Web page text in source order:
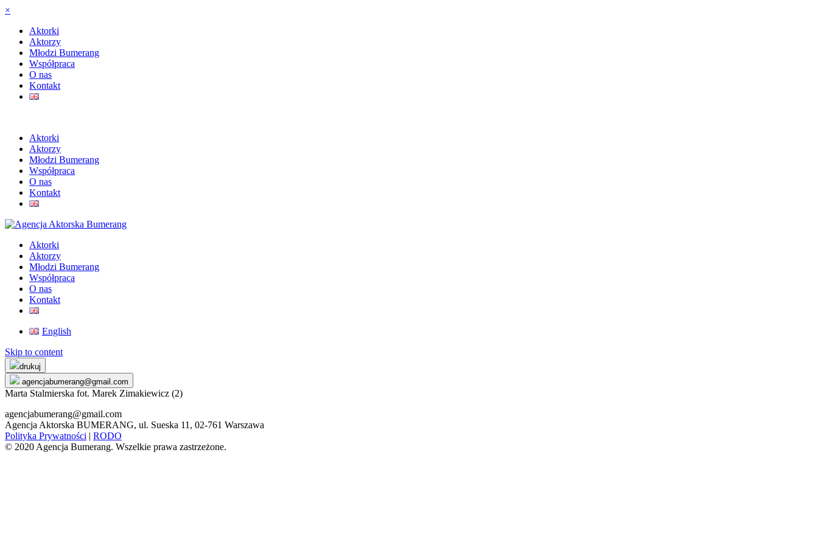
×
Aktorki
Aktorzy
Młodzi Bumerang
Współpraca
O nas
Kontakt
Aktorki
Aktorzy
Młodzi Bumerang
Współpraca
O nas
Kontakt
Aktorki
Aktorzy
Młodzi Bumerang
Współpraca
O nas
Kontakt
English
Skip to content
drukuj
agencjabumerang@gmail.com
Marta Stalmierska fot. Marek Zimakiewicz (2)
agencjabumerang@gmail.com
Agencja Aktorska BUMERANG, ul. Sueska 11, 02-761 Warszawa
Polityka Prywatności | RODO
© 2020 Agencja Bumerang. Wszelkie prawa zastrzeżone.